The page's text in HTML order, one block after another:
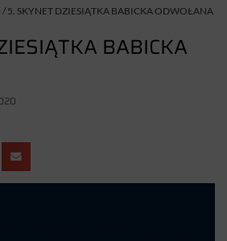
/ 5. SKYNET DZIESIĄTKA BABICKA ODWOŁANA
BABICKA